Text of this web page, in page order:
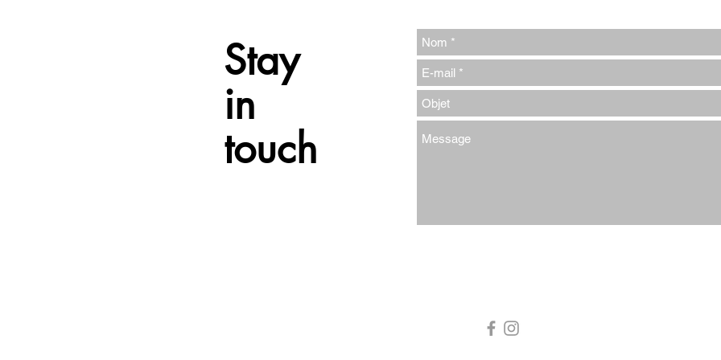
Stay
in
touch